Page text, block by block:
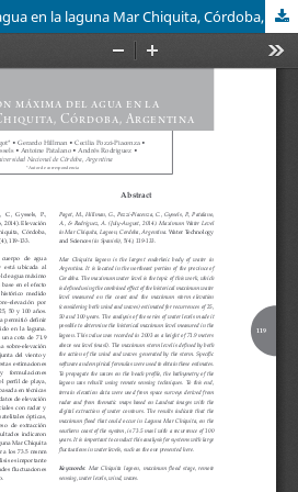
Elevación máxima del agua en la laguna Mar Chiquita, Córdoba, Argentina